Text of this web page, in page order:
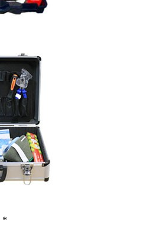
*